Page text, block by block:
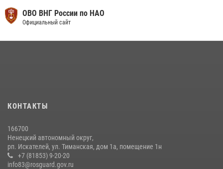
ОВО ВНГ России по НАО
Официальный сайт
КОНТАКТЫ
166700
Ненецкий автономный округ,
рп. Искателей, ул. Тиманская, дом 1а, помещение 1н
+7 (81853) 9-20-20
info83@rosguard.gov.ru